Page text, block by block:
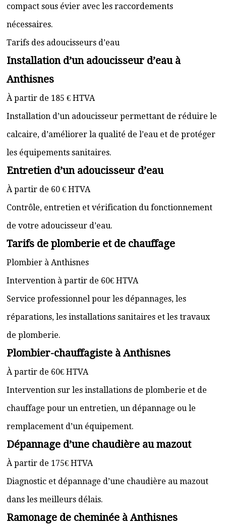
compact sous évier avec les raccordements
nécessaires.
Tarifs des adoucisseurs d’eau
Installation d’un adoucisseur d’eau à
Anthisnes
À partir de 185 € HTVA
Installation d’un adoucisseur permettant de réduire le
calcaire, d’améliorer la qualité de l’eau et de protéger
les équipements sanitaires.
Entretien d’un adoucisseur d’eau
À partir de 60 € HTVA
Contrôle, entretien et vérification du fonctionnement
de votre adoucisseur d’eau.
Tarifs de plomberie et de chauffage
Plombier à Anthisnes
Intervention à partir de 60€ HTVA
Service professionnel pour les dépannages, les
réparations, les installations sanitaires et les travaux
de plomberie.
Plombier-chauffagiste à Anthisnes
À partir de 60€ HTVA
Intervention sur les installations de plomberie et de
chauffage pour un entretien, un dépannage ou le
remplacement d’un équipement.
Dépannage d’une chaudière au mazout
À partir de 175€ HTVA
Diagnostic et dépannage d’une chaudière au mazout
dans les meilleurs délais.
Ramonage de cheminée à Anthisnes